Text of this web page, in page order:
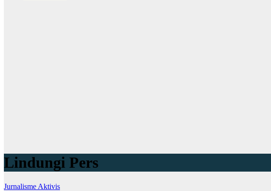
Lindungi Pers
Jurnalisme Aktivis